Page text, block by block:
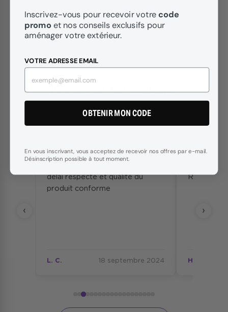
Ils nous ont fait confiance
★4.65 /5basé sur 716 avis
‹
★ ★
respecté et qualité du
conforme
18 septembre 2024
★
Rapide et conforme
H. C. 17
›
Inscrivez-vous pour recevoir votrecode
promo et nos conseils exclusifs pour
aménager votre extérieur.
VOTRE ADRESSE EMAIL
OBTENIR MON CODE
En vous inscrivant, vous acceptez de recevoir nos offres par e-mail.
Désinscription possible à tout moment.